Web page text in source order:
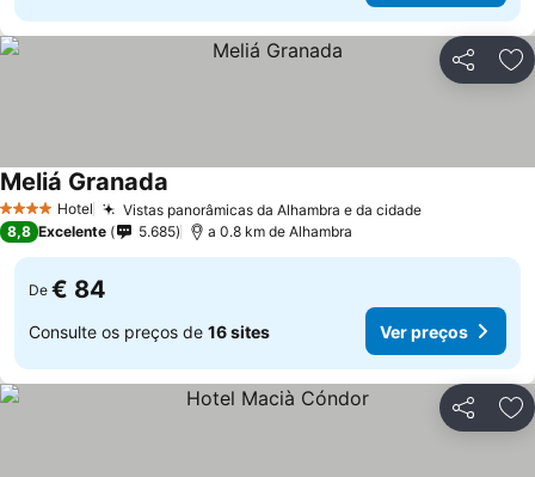
Partilhar
4 EstrelasHotel Vistas panorâmicas da Alhambra e da cidade
Meliá Granada
8,8 Excelente 5.685 a 0.8 km de Alhambra
De € 84
Consulte os preços de 16 sites Ver preços
Partilhar